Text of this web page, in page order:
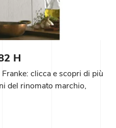
H
clicca e scopri di più
del rinomato marchio,